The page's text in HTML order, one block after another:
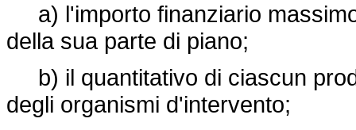
a) l'importo finanziario
della sua parte di piano;
b) il quantitativo di ciascun
degli organismi d'intervento;